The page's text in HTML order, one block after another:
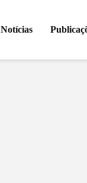
Notícias